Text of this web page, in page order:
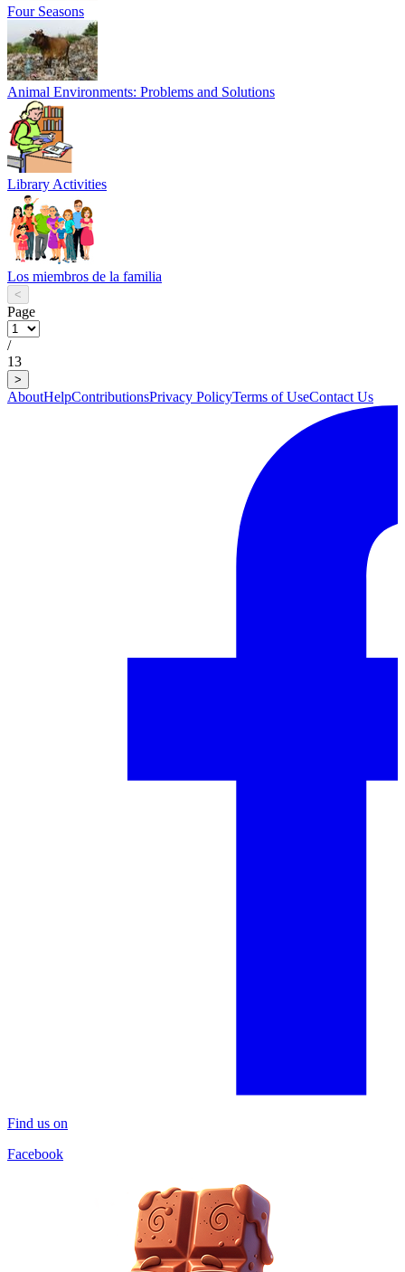
Four Seasons
Animal Environments: Problems and Solutions
Library Activities
Los miembros de la familia
<
Page
/
13
>
AboutHelpContributionsPrivacy PolicyTerms of UseContact Us
Find us on
Facebook